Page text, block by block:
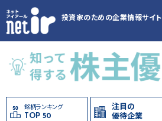
投資家のための企業情報サイト
銘柄ランキング
TOP 50
注目の
優待企業